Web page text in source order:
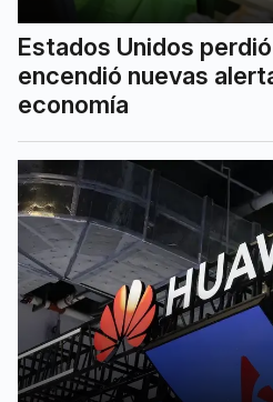
Estados Unidos
encendió nuevas
economía